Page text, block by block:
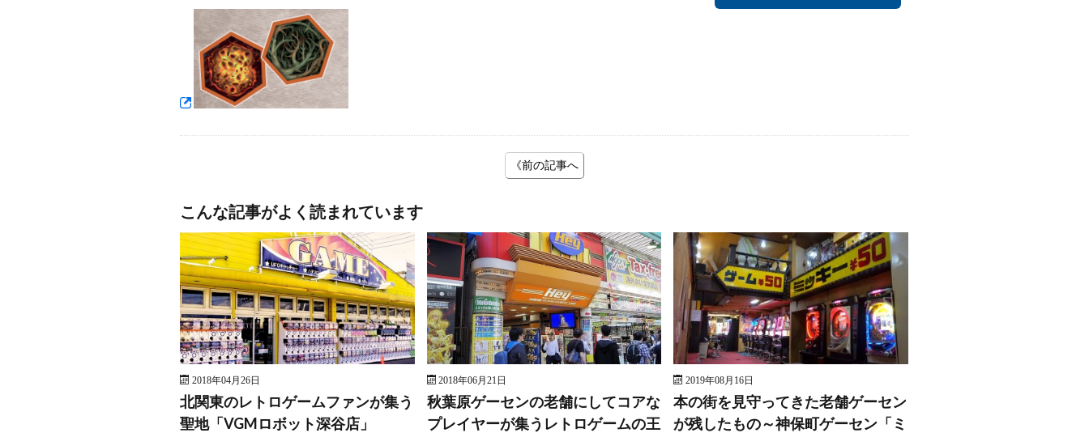
《前の記事へ
こんな記事がよく読まれています
2018年04月26日
北関東のレトロゲームファンが集う
聖地「VGMロボット深谷店」
2018年06月21日
秋葉原ゲーセンの老舗にしてコアな
プレイヤーが集うレトロゲームの王
2019年08月16日
本の街を見守ってきた老舗ゲーセン
が残したもの～神保町ゲーセン「ミ